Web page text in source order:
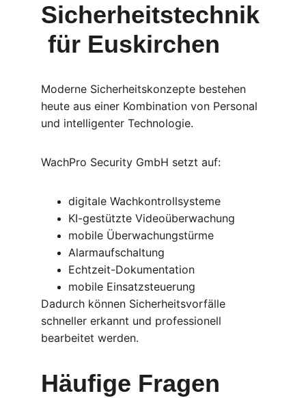
Sicherheitstechnik
für Euskirchen
Moderne Sicherheitskonzepte bestehen
heute aus einer Kombination von Personal
und intelligenter Technologie.
WachPro Security GmbH setzt auf:
digitale Wachkontrollsysteme
KI-gestützte Videoüberwachung
mobile Überwachungstürme
Alarmaufschaltung
Echtzeit-Dokumentation
mobile Einsatzsteuerung
Dadurch können Sicherheitsvorfälle
schneller erkannt und professionell
bearbeitet werden.
Häufige Fragen